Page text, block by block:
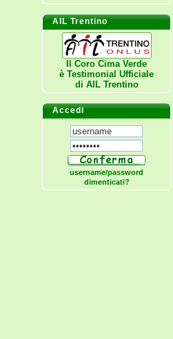
AIL Trentino
Il Coro Cima Verde
è Testimonial Ufficiale
di AIL Trentino
Accedi
username/password
dimenticati?